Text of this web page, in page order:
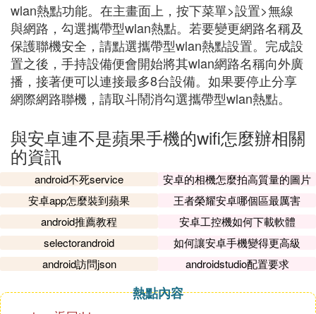
wlan熱點功能。在主畫面上，按下菜單>設置>無線
與網路，勾選攜帶型wlan熱點。若要變更網路名稱及
保護聯機安全，請點選攜帶型wlan熱點設置。完成設
置之後，手持設備便會開始將其wlan網路名稱向外廣
播，接著便可以連接最多8台設備。如果要停止分享
網際網路聯機，請取斗鬧消勾選攜帶型wlan熱點。
與安卓連不是蘋果手機的wifi怎麼辦相關
的資訊
android不死service
安卓的相機怎麼拍高質量的圖片
安卓app怎麼裝到蘋果
王者榮耀安卓哪個區最厲害
android推薦教程
安卓工控機如何下載軟體
selectorandroid
如何讓安卓手機變得更高級
android訪問json
androidstudio配置要求
熱點內容